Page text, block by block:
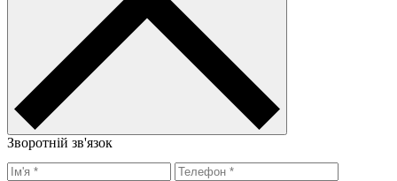
Зворотній зв'язок